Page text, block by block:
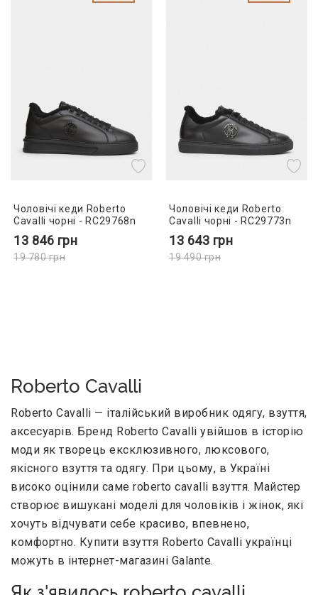
Чоловічі кеди Roberto
Cavalli чорні - RC29768n
13 846 грн
19 780грн
Чоловічі кеди Roberto
Cavalli чорні - RC29773n
13 643 грн
19 490грн
Roberto Cavalli
Roberto Cavalli — італійський виробник одягу, взуття,
аксесуарів. Бренд Roberto Cavalli увійшов в історію
моди як творець ексклюзивного, люксового,
якісного взуття та одягу. При цьому, в Україні
високо оцінили саме roberto cavalli взуття. Майстер
створює вишукані моделі для чоловіків і жінок, які
хочуть відчувати себе красиво, впевнено,
комфортно. Купити взуття Roberto Cavalli українці
можуть в інтернет-магазині Galante.